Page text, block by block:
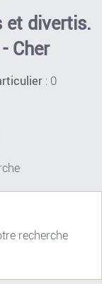
et divertis.
Cher
: 0
recherche